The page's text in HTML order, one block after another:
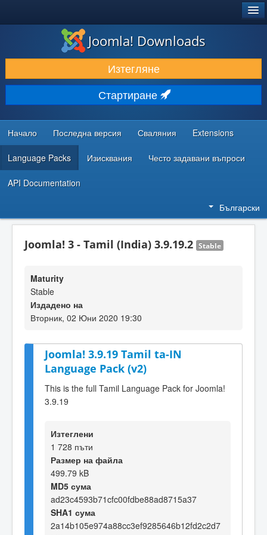
ИЗТЕГЛЯНЕ & РАЗШИРЯВАНЕ
ОТКРИВАЙТЕ & УЧЕТЕ
ОБЩНОСТ & ПОДДРЪЖКА
РЕСУРСИ ЗА РАЗРАБОТКА
Joomla! Downloads
Изтегляне
Стартиране
Начало Последна версия Сваляния Extensions
Language Packs Изисквания Често задавани въпроси
API Documentation
Български
Joomla! 3 - Tamil (India) 3.9.19.2 Stable
Maturity
Stable
Издадено на
Вторник, 02 Юни 2020 19:30
Joomla! 3.9.19 Tamil ta-IN
Language Pack (v2)
This is the full Tamil Language Pack for Joomla!
3.9.19
Изтеглени
1 728 пъти
Размер на файла
499.79 kB
MD5 сума
ad23c4593b71cfc00fdbe88ad8715a37
SHA1 сума
2a14b105e974a88cc3ef9285646b12fd2c2d7